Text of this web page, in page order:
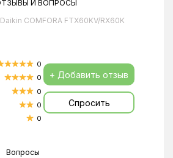
И ВОПРОСЫ
COMFORA FTX60KV/RX60K
0
0
0
0
0
+ Добавить отзыв
Спросить
Вопросы